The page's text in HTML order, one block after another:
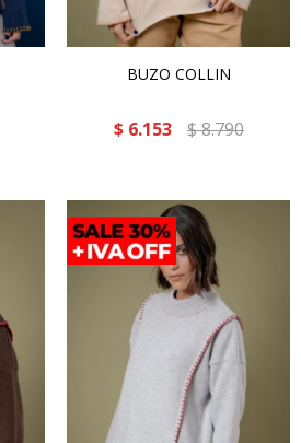
BUZO COLLIN
$ 6.153 $8.790